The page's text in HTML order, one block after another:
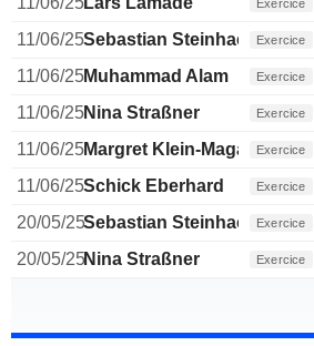
Exercice
11/06/25Sebastian Steinhaeuser
Exercice
11/06/25Muhammad Alam Exercice
11/06/25Nina Straßner Exercice
11/06/25Margret Klein-Magar Exercice
11/06/25Schick Eberhard Exercice
20/05/25Sebastian Steinhaeuser
Exercice
20/05/25Nina Straßner Exercice